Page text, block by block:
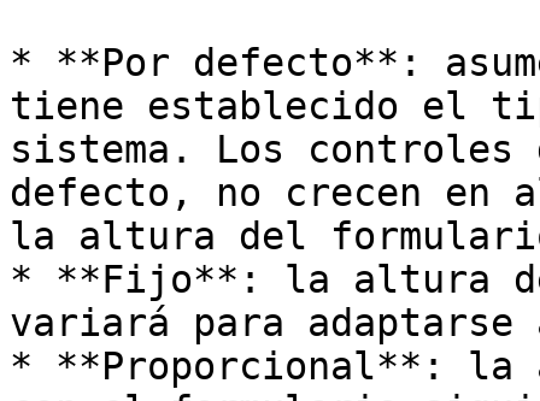
* **Por defecto**:
tiene establecido el
sistema. Los controles
defecto, no crecen en
la altura del
* **Fijo**: la altura
variará para
* **Proporcional**: la